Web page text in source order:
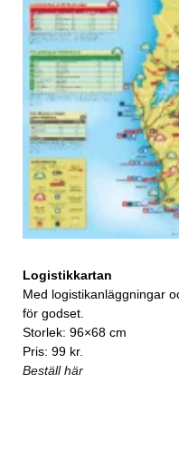
Logistikkartan
Med logistikanläggningar
för godset.
Storlek: 96×68 cm
Pris: 99 kr.
Beställ här